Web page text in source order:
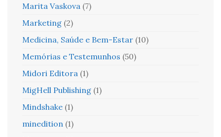
Marita Vaskova (7)
Marketing (2)
Medicina, Saúde e Bem-Estar (10)
Memórias e Testemunhos (50)
Midori Editora (1)
MigHell Publishing (1)
Mindshake (1)
minedition (1)